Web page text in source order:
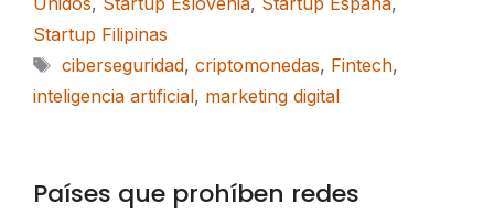
Startup Filipinas
Etiquetas
ciberseguridad, criptomonedas, Fintech,
inteligencia artificial, marketing digital
Países que prohíben redes